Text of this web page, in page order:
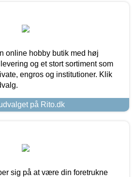
online hobby butik med høj
og et stort sortiment som
engros og institutioner. Klik
på Rito.dk
sig på at være din foretrukne